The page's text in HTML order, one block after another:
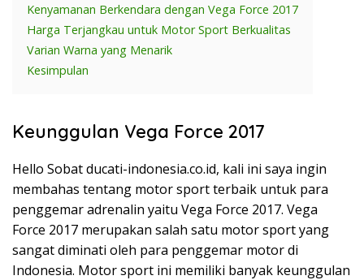
Kenyamanan Berkendara dengan Vega Force 2017
Harga Terjangkau untuk Motor Sport Berkualitas
Varian Warna yang Menarik
Kesimpulan
Keunggulan Vega Force 2017
Hello Sobat ducati-indonesia.co.id, kali ini saya ingin
membahas tentang motor sport terbaik untuk para
penggemar adrenalin yaitu Vega Force 2017. Vega
Force 2017 merupakan salah satu motor sport yang
sangat diminati oleh para penggemar motor di
Indonesia. Motor sport ini memiliki banyak keunggulan